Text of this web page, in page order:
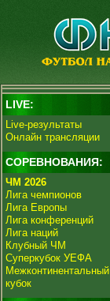
LIVE:
Live-результаты
Онлайн трансляции
СОРЕВНОВАНИЯ:
ЧМ 2026
Лига чемпионов
Лига Европы
Лига конференций
Лига наций
Клубный ЧМ
Суперкубок УЕФА
Межконтинентальный
кубок